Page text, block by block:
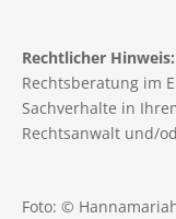
Rechtlicher Hinweis:
Rechtsberatung im
Sachverhalte in
Rechtsanwalt und/
Foto: ©